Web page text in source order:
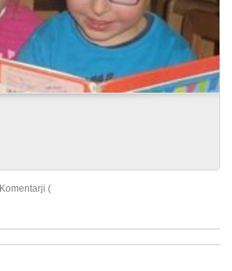
Komentarji (